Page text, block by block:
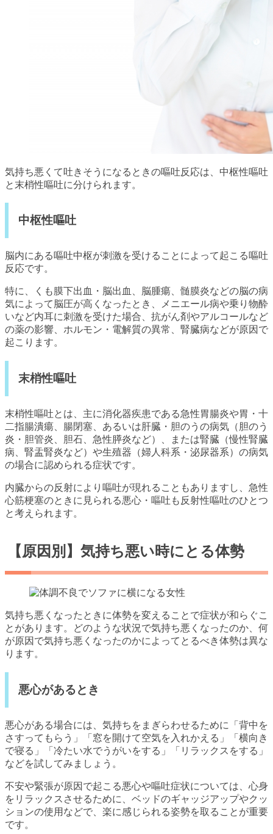
気持ち悪くて吐きそうになるときの嘔吐反応は、中枢性嘔吐
と末梢性嘔吐に分けられます。
中枢性嘔吐
脳内にある嘔吐中枢が刺激を受けることによって起こる嘔吐
反応です。
特に、くも膜下出血・脳出血、脳腫瘍、髄膜炎などの脳の病
気によって脳圧が高くなったとき、メニエール病や乗り物酔
いなど内耳に刺激を受けた場合、抗がん剤やアルコールなど
の薬の影響、ホルモン・電解質の異常、腎臓病などが原因で
起こります。
末梢性嘔吐
末梢性嘔吐とは、主に消化器疾患である急性胃腸炎や胃・十
二指腸潰瘍、腸閉塞、あるいは肝臓・胆のうの病気（胆のう
炎・胆管炎、胆石、急性膵炎など）、または腎臓（慢性腎臓
病、腎盂腎炎など）や生殖器（婦人科系・泌尿器系）の病気
の場合に認められる症状です。
内臓からの反射により嘔吐が現れることもありますし、急性
心筋梗塞のときに見られる悪心・嘔吐も反射性嘔吐のひとつ
と考えられます。
【原因別】気持ち悪い時にとる体勢
気持ち悪くなったときに体勢を変えることで症状が和らぐこ
とがあります。どのような状況で気持ち悪くなったのか、何
が原因で気持ち悪くなったのかによってとるべき体勢は異な
ります。
悪心があるとき
悪心がある場合には、気持ちをまぎらわせるために「背中を
さすってもらう」「窓を開けて空気を入れかえる」「横向き
で寝る」「冷たい水でうがいをする」「リラックスをする」
などを試してみましょう。
不安や緊張が原因で起こる悪心や嘔吐症状については、心身
をリラックスさせるために、ベッドのギャッジアップやクッ
ションの使用などで、楽に感じられる姿勢を取ることが重要
です。